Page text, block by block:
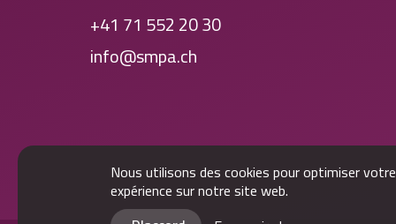
+41 71 552 20 30
info@smpa.ch
Nous utilisons des cookies pour optimiser votre
expérience sur notre site web.